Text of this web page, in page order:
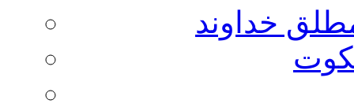
خداوند